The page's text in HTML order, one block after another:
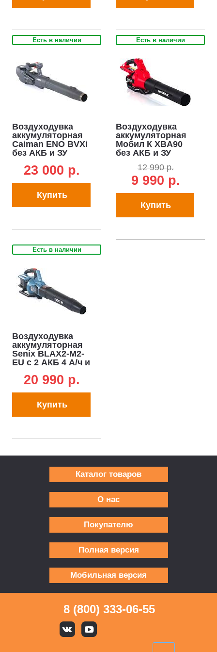
Есть в наличии
Воздуходувка
аккумуляторная
Caiman ENO BVXi
без АКБ и ЗУ
Maxi Connect, 95
23 000 p.
Купить
Есть в наличии
Воздуходувка
аккумуляторная
Мобил К XBA90
без АКБ и ЗУ
км/ч, 1380 м3/час,
2.1 кг)
12 990 р.
9 990 р.
Купить
Есть в наличии
Воздуходувка
аккумуляторная
Senix BLAX2-M2-
EU с 2 АКБ 4 А/ч и
BL, 60 м/с, 1200
20 990 p.
Купить
Каталог товаров
О нас
Покупателю
Полная версия
Мобильная версия
8 (800) 333-06-55